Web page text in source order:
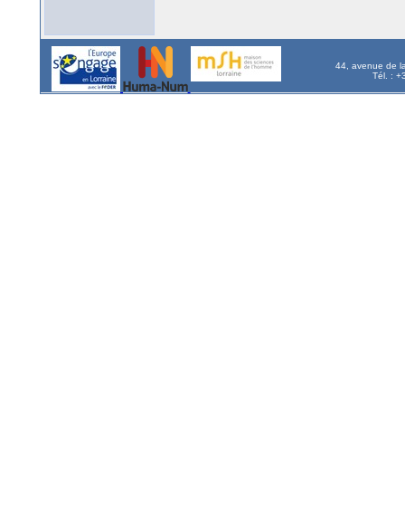
44, avenue de
Tél. :